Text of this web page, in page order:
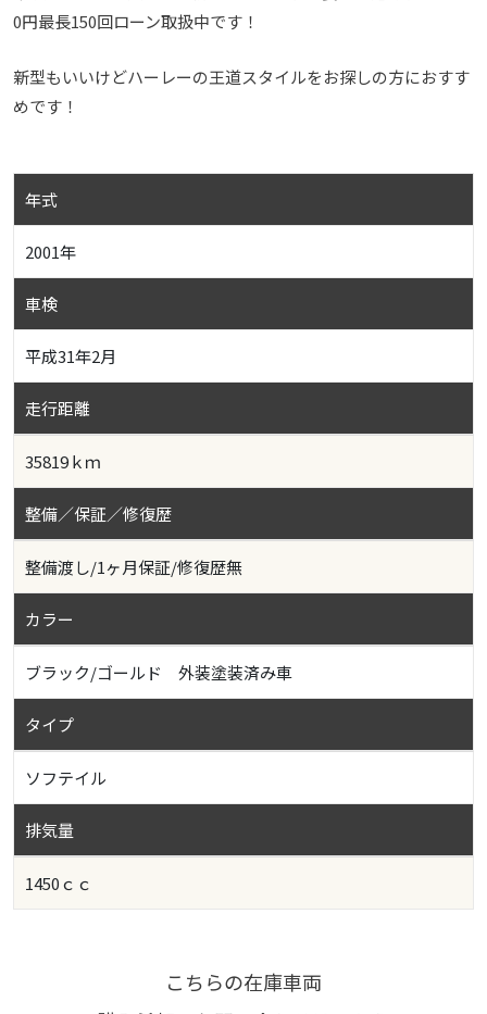
0円最長150回ローン取扱中です！
新型もいいけどハーレーの王道スタイルをお探しの方におすす
めです！
年式
2001年
車検
平成31年2月
走行距離
35819ｋｍ
整備／保証／修復歴
整備渡し/1ヶ月保証/修復歴無
カラー
ブラック/ゴールド 外装塗装済み車
タイプ
ソフテイル
排気量
1450ｃｃ
こちらの在庫車両